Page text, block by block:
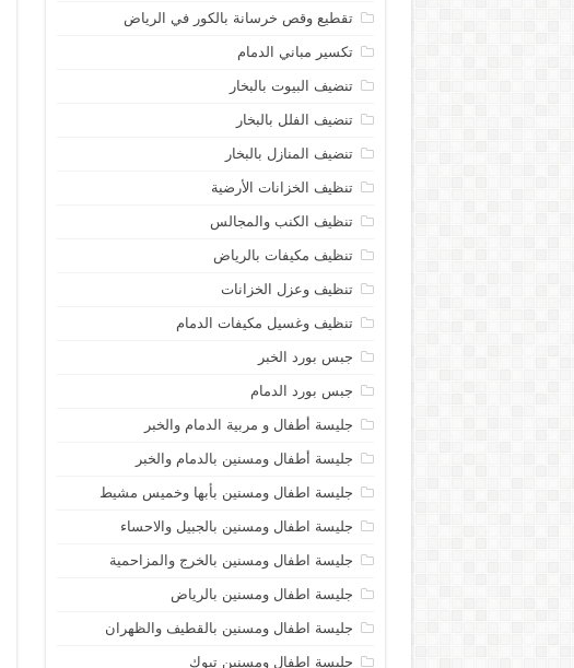
تقطيع وقص خرسانة بالكور في الرياض
تكسير مباني الدمام
تنضيف البيوت بالبخار
تنضيف الفلل بالبخار
تنضيف المنازل بالبخار
تنظيف الخزانات الأرضية
تنظيف الكنب والمجالس
تنظيف مكيفات بالرياض
تنظيف وعزل الخزانات
تنظيف وغسيل مكيفات الدمام
جبس بورد الخبر
جبس بورد الدمام
جليسة أطفال و مربية الدمام والخبر
جليسة أطفال ومسنين بالدمام والخبر
جليسة اطفال ومسنين بأبها وخميس مشيط
جليسة اطفال ومسنين بالجبيل والاحساء
جليسة اطفال ومسنين بالخرج والمزاحمية
جليسة اطفال ومسنين بالرياض
جليسة اطفال ومسنين بالقطيف والظهران
جليسة اطفال ومسنين تبوك